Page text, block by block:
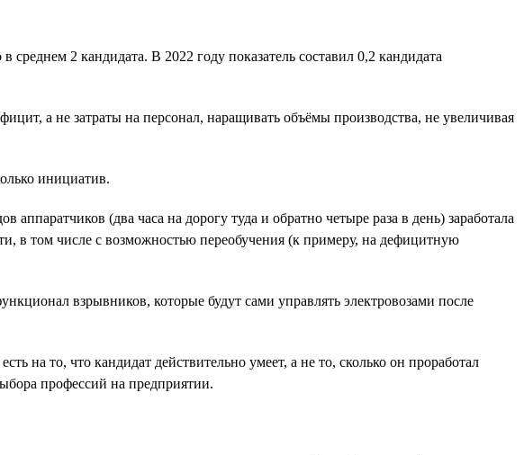
2 кандидата. В 2022 году показатель составил 0,2 кандидата
а не затраты на персонал, наращивать объёмы производства, не увеличивая
инициатив.
(два часа на дорогу туда и обратно четыре раза в день) заработала
в том числе с возможностью переобучения (к примеру, на дефицитную
взрывников, которые будут сами управлять электровозами после
на то, что кандидат действительно умеет, а не то, сколько он проработал
профессий на предприятии.